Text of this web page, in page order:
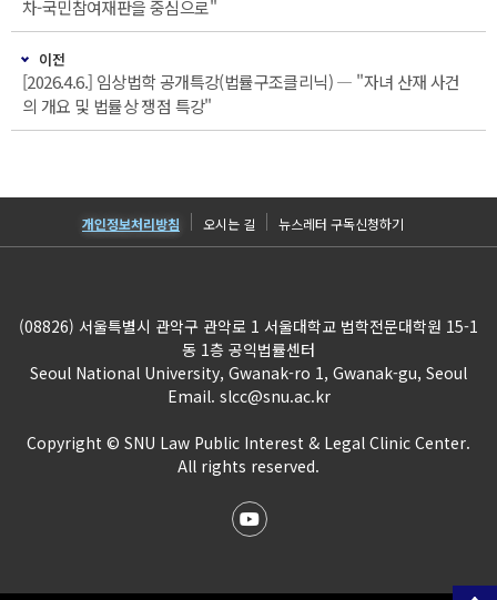
차-국민참여재판을 중심으로"
이전
[2026.4.6.] 임상법학 공개특강(법률구조클리닉) ― "자녀 산재 사건
의 개요 및 법률상 쟁점 특강"
개인정보처리방침 오시는 길 뉴스레터 구독신청하기
(08826) 서울특별시 관악구 관악로 1 서울대학교 법학전문대학원 15-1
동 1층 공익법률센터
Seoul National University, Gwanak-ro 1, Gwanak-gu, Seoul
Email. slcc@snu.ac.kr
Copyright © SNU Law Public Interest & Legal Clinic Center.
All rights reserved.